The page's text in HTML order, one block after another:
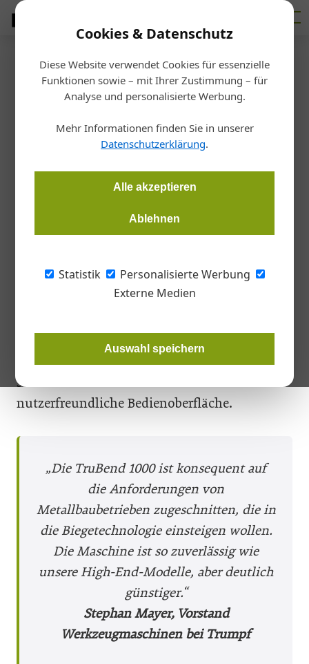
Cookies & Datenschutz
Diese Website verwendet Cookies für essenzielle
Funktionen sowie – mit Ihrer Zustimmung – für
Analyse und personalisierte Werbung.
Mehr Informationen finden Sie in unserer
Datenschutzerklärung.
Alle akzeptieren
Ablehnen
Statistik
Personalisierte Werbung
Externe Medien
Auswahl speichern
Startseite/ Fertigen
Biegemaschine
Effiziente Basismaschine
13.02.2024, 14:39 Uhr
den Einstieg in die Biegetechnologie.
lässt sich mit der neuen RA-Steuerung (Right
Angle = richtiger Winkel) sehr einfach
Technologiedaten von Trumpf fürs Biegen
ausgestattet. Bei der Maschinensteuerung
setzt der Maschinenbauer auf eine
nutzerfreundliche Bedienoberfläche.
„Die TruBend 1000 ist konsequent auf
die Anforderungen von
Metallbaubetrieben zugeschnitten, die in
die Biegetechnologie einsteigen wollen.
Die Maschine ist so zuverlässig wie
unsere High-End-Modelle, aber deutlich
günstiger.“
Stephan Mayer, Vorstand
Werkzeugmaschinen bei Trumpf